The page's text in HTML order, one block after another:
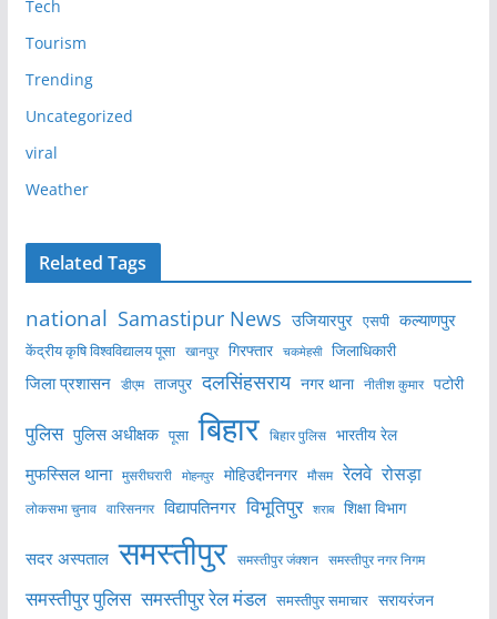
Tech
Tourism
Trending
Uncategorized
viral
Weather
Related Tags
national Samastipur News उजियारपुर एसपी कल्याणपुर
केंद्रीय कृषि विश्वविद्यालय पूसा खानपुर गिरफ्तार चकमेहसी जिलाधिकारी
जिला प्रशासन डीएम ताजपुर दलसिंहसराय नगर थाना नीतीश कुमार पटोरी
पुलिस पुलिस अधीक्षक पूसा बिहार बिहार पुलिस भारतीय रेल
मुफस्सिल थाना मुसरीघरारी मोहनपुर मोहिउद्दीननगर मौसम रेलवे रोसड़ा
लोकसभा चुनाव वारिसनगर विद्यापतिनगर विभूतिपुर शराब शिक्षा विभाग
सदर अस्पताल समस्तीपुर समस्तीपुर जंक्शन समस्तीपुर नगर निगम
समस्तीपुर पुलिस समस्तीपुर रेल मंडल समस्तीपुर समाचार सरायरंजन